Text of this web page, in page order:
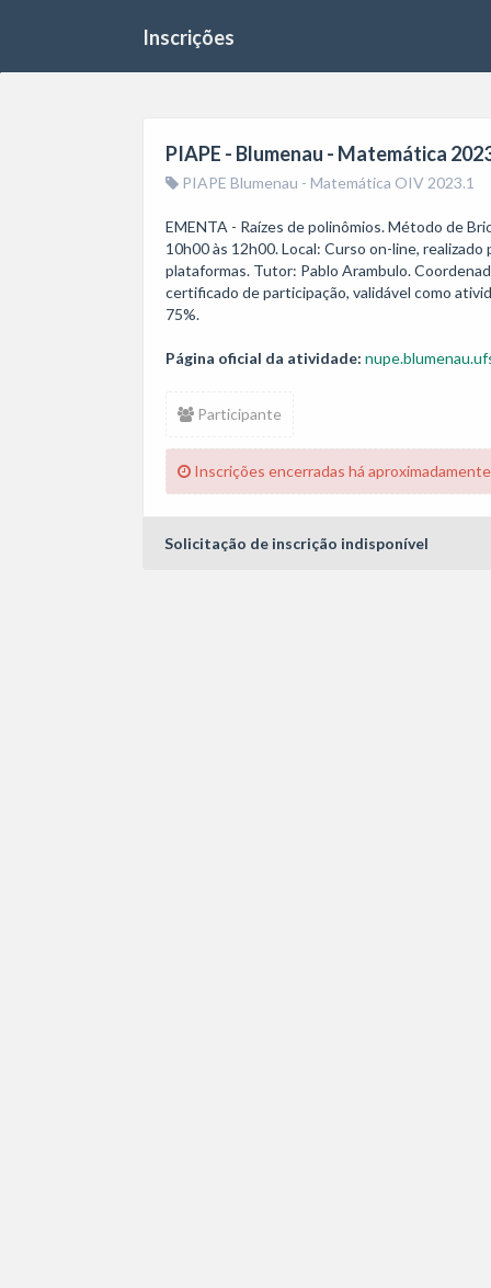
Inscrições
PIAPE - Blumenau - Matemática
PIAPE Blumenau - Matemática OIV 2023.1
EMENTA - Raízes de polinômios. Método de
10h00 às 12h00. Local: Curso on-line,
plataformas. Tutor: Pablo Arambulo.
certificado de participação, validável como
75%.
Página oficial da atividade:
Participante
Inscrições encerradas há
Solicitação de inscrição indisponível